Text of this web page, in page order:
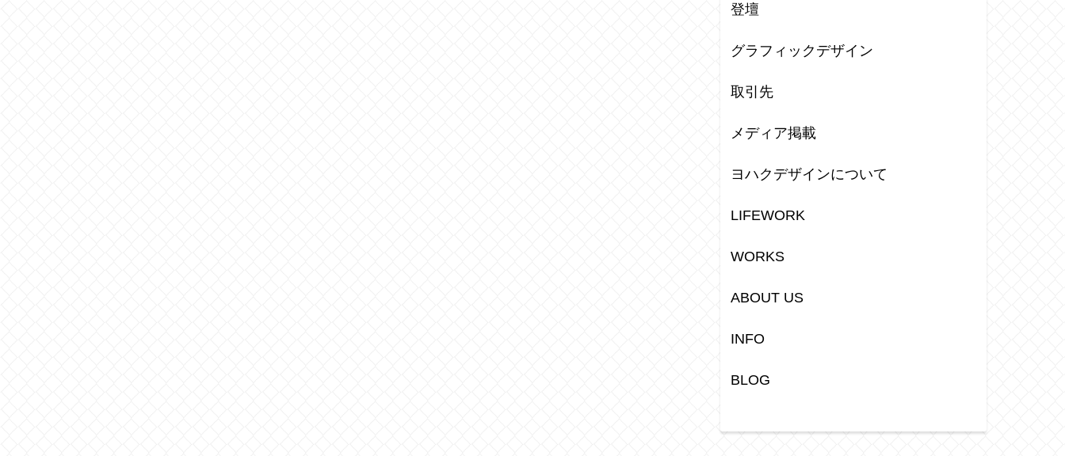
登壇
グラフィックデザイン
取引先
メディア掲載
ヨハクデザインについて
LIFEWORK
WORKS
ABOUT US
INFO
BLOG